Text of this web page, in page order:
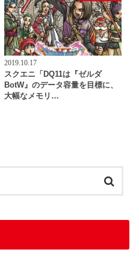
2019.10.17
スクエニ「DQ11は『ゼルダ
BotW』のデータ容量を目標に、
大幅なメモリ…